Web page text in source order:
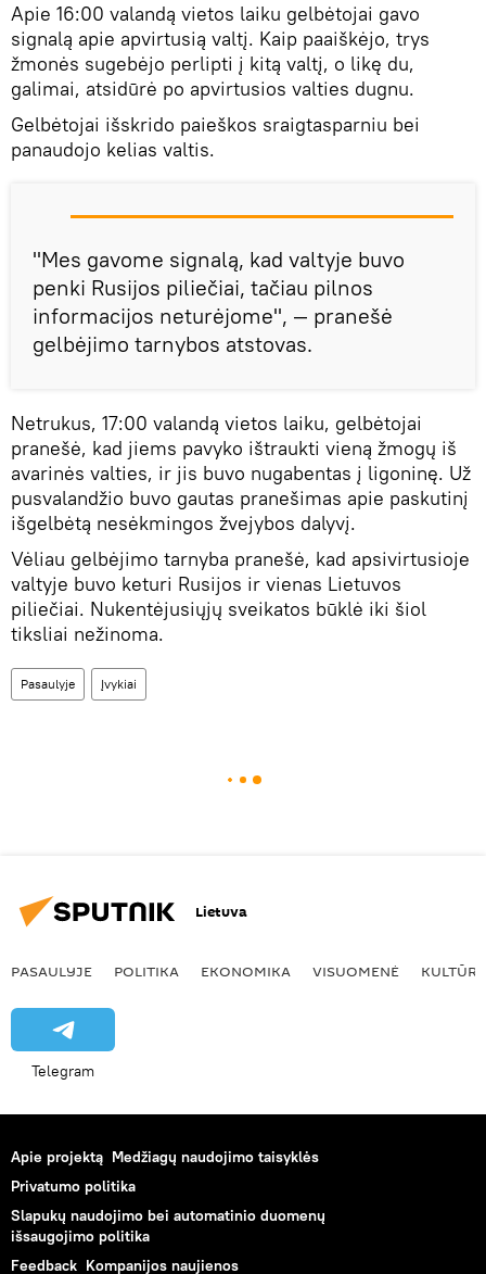
Apie 16:00 valandą vietos laiku gelbėtojai gavo
signalą apie apvirtusią valtį. Kaip paaiškėjo, trys
žmonės sugebėjo perlipti į kitą valtį, o likę du,
galimai, atsidūrė po apvirtusios valties dugnu.
Gelbėtojai išskrido paieškos sraigtasparniu bei
panaudojo kelias valtis.
"Mes gavome signalą, kad valtyje buvo
penki Rusijos piliečiai, tačiau pilnos
informacijos neturėjome", — pranešė
gelbėjimo tarnybos atstovas.
Netrukus, 17:00 valandą vietos laiku, gelbėtojai
pranešė, kad jiems pavyko ištraukti vieną žmogų iš
avarinės valties, ir jis buvo nugabentas į ligoninę. Už
pusvalandžio buvo gautas pranešimas apie paskutinį
išgelbėtą nesėkmingos žvejybos dalyvį.
Vėliau gelbėjimo tarnyba pranešė, kad apsivirtusioje
valtyje buvo keturi Rusijos ir vienas Lietuvos
piliečiai. Nukentėjusiųjų sveikatos būklė iki šiol
tiksliai nežinoma.
Pasaulyje Įvykiai
Lietuva
PASAULYJE POLITIKA EKONOMIKA VISUOMENĖ KULTŪRA
Telegram
Apie projektą Medžiagų naudojimo taisyklės
Privatumo politika
Slapukų naudojimo bei automatinio duomenų
išsaugojimo politika
Feedback Kompanijos naujienos